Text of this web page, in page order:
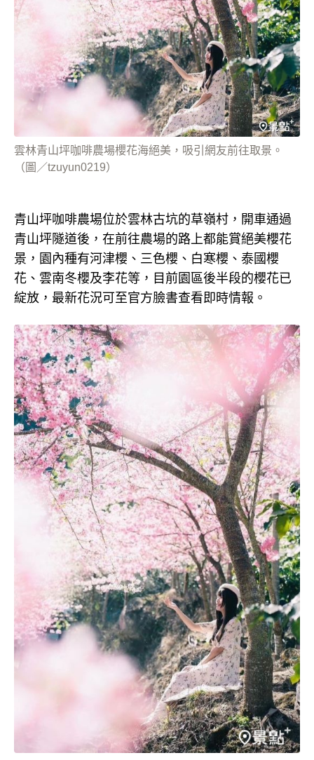
雲林青山坪咖啡農場櫻花海絕美，吸引網友前往取景。
（圖／tzuyun0219）
青山坪咖啡農場位於雲林古坑的草嶺村，開車通過
青山坪隧道後，在前往農場的路上都能賞絕美櫻花
景，園內種有河津櫻、三色櫻、白寒櫻、泰國櫻
花、雲南冬櫻及李花等，目前園區後半段的櫻花已
綻放，最新花況可至官方臉書查看即時情報。